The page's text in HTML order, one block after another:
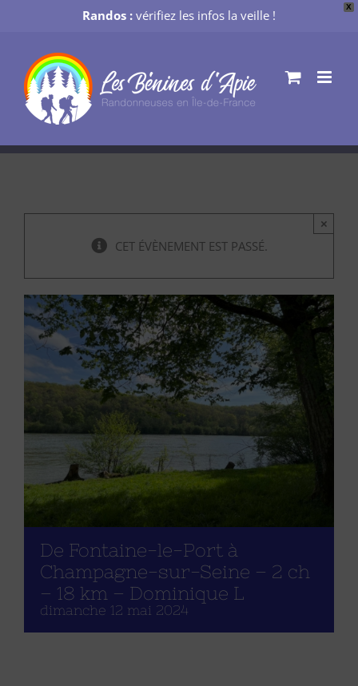
X
Randos : vérifiez les infos la veille !
contenu
CET ÉVÈNEMENT EST PASSÉ.
×
De Fontaine-le-Port à
Champagne-sur-Seine – 2 ch
– 18 km – Dominique L
dimanche 12 mai 2024